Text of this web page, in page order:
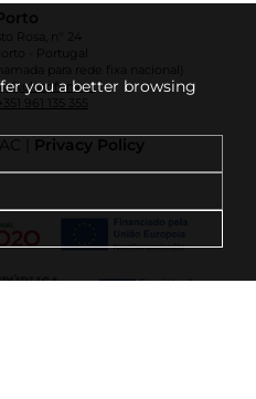
you a better browsing
Rosa, nº 24
- Portugal
para rede fixa nacional)
+351 961 135 355
| Privacy Policy